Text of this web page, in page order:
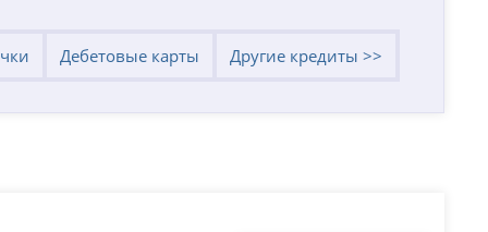
Дебетовые карты Другие кредиты >>